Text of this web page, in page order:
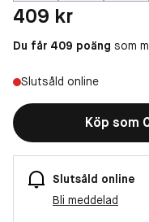
Pris: 409 kr
409 kr
Du får 409 poäng som
Slutsåld online
Köp som
Slutsåld online
Bli meddelad